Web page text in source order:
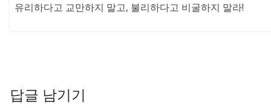
유리하다고 교만하지 말고, 불리하다고 비굴하지 말라!
답글 남기기